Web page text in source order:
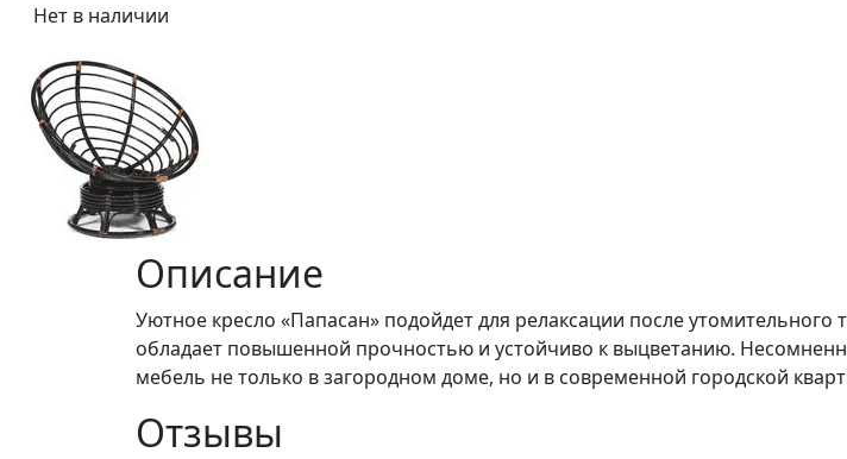
Нет в наличии
Описание
Уютное кресло «Папасан» подойдет для релаксации после утомительного
обладает повышенной прочностью и устойчиво к выцветанию.
мебель не только в загородном доме, но и в современной городской
Отзывы